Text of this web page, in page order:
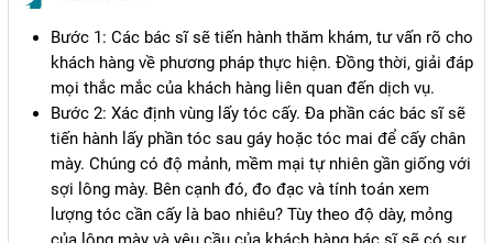
Bước 1: Các bác sĩ sẽ tiến hành thăm khám, tư vấn rõ cho
khách hàng về phương pháp thực hiện. Đồng thời, giải đáp
mọi thắc mắc của khách hàng liên quan đến dịch vụ.
Bước 2: Xác định vùng lấy tóc cấy. Đa phần các bác sĩ sẽ
tiến hành lấy phần tóc sau gáy hoặc tóc mai để cấy chân
mày. Chúng có độ mảnh, mềm mại tự nhiên gần giống với
sợi lông mày. Bên cạnh đó, đo đạc và tính toán xem
lượng tóc cần cấy là bao nhiêu? Tùy theo độ dày, mỏng